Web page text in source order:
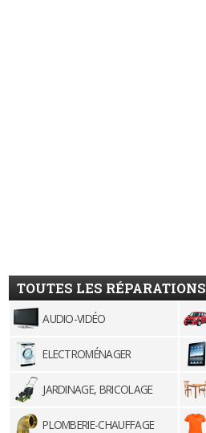
TOUTES LES RÉPARATIONS
AUDIO-VIDÉO
ELECTROMÉNAGER
JARDINAGE, BRICOLAGE
PLOMBERIE-CHAUFFAGE